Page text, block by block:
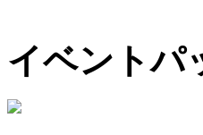
イベント